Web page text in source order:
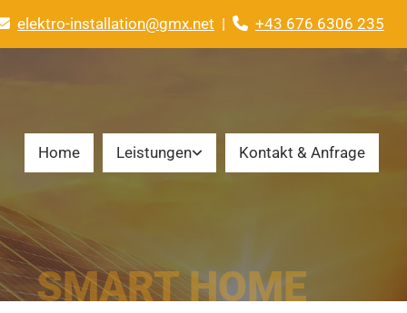
elektro-installation@gmx.net |  +43 676 6306 235
Home Leistungen Kontakt & Anfrage
SMART HOME